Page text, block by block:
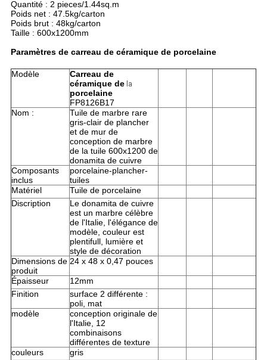
Quantité : 2 pieces/1.44sq.m
Poids net : 47.5kg/carton
Poids brut : 48kg/carton
Taille : 600x1200mm
Paramètres de carreau de céramique de porcelaine
Modèle
Carreau de
céramique dela
porcelaine
FP8126B17
Nom :
Tuile de marbre rare
gris-clair de plancher
et de mur de
conception de marbre
de la tuile 600x1200 de
donamita de cuivre
Composants
inclus
porcelaine-plancher-
tuiles
Matériel
Tuile de porcelaine
Discription
Le donamita de cuivre
est un marbre célèbre
de l'Italie, l'élégance de
modèle, couleur est
plentifull, lumière et
style de décoration
Dimensions de
produit
24 x 48 x 0,47 pouces
Épaisseur
12mm
Finition
surface 2 différente :
poli, mat
modèle
conception originale de
l'Italie, 12
combinaisons
différentes de texture
couleurs
gris